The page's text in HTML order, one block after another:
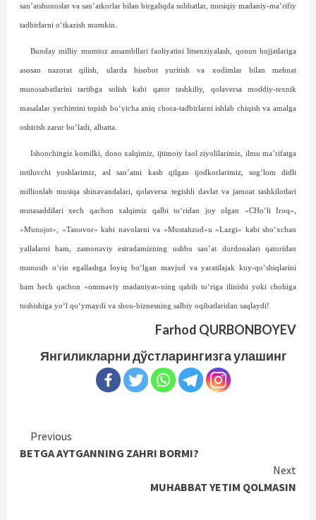
san’atshunoslar va san’atkorlar bilan birgaliqda suhbatlar, musiqiy madaniy-ma’rifiy
tadbirlarni o‘tkazish mumkin.
Bunday milliy mumtoz ansambllari faoliyatini litsenziyalash, qonun hujjatlariga
asosan nazorat qilish, ularda hisobot yuritish va xodimlar bilan mehnat
munosabatlarini tartibga solish kabi qator tashkiliy, qolaversa moddiy-texnik
masalalar yechimini topish bo‘yicha aniq chora-tadbirlarni ishlab chiqish va amalga
oshirish zarur bo‘ladi, albatta.
Ishonchingiz komilki, dono xalqimiz, ijtimoiy faol ziyolilarimiz, ilmu ma’rifatga
intiluvchi yoshlarimiz, asl san’atni kasb qilgan ijodkorlarimiz, sog‘lom didli
millionlab musiqa shinavandalari, qolaversa tegishli davlat va jamoat tashkilotlari
mutasaddilari xech qachon xalqimiz qalbi to‘ridan joy olgan «CHo‘li Iroq»,
«Munojot», «Tanovor» kabi navolarni va «Mustahzod»u «Lazgi» kabi sho‘xchan
yallalarni ham, zamonaviy estradamizning ushbu san’at durdonalari qatoridan
munosib o‘rin egallashga loyiq bo‘lgan mavjud va yaratilajak kuy-qo‘shiqlarini
ham hech qachon «ommaviy madaniyat»ning qabih to‘riga ilinishi yoki chohiga
tushishiga yo‘l qo‘ymaydi va shou-biznesning salbiy oqibatlaridan saqlaydi!
Farhod QURBONBOYEV
Янгиликларни дўстларингизга улашинг
Continue
Reading
Previous
BETGA AYTGANNING ZAHRI BORMI?
Next
MUHABBAT YETIM QOLMASIN